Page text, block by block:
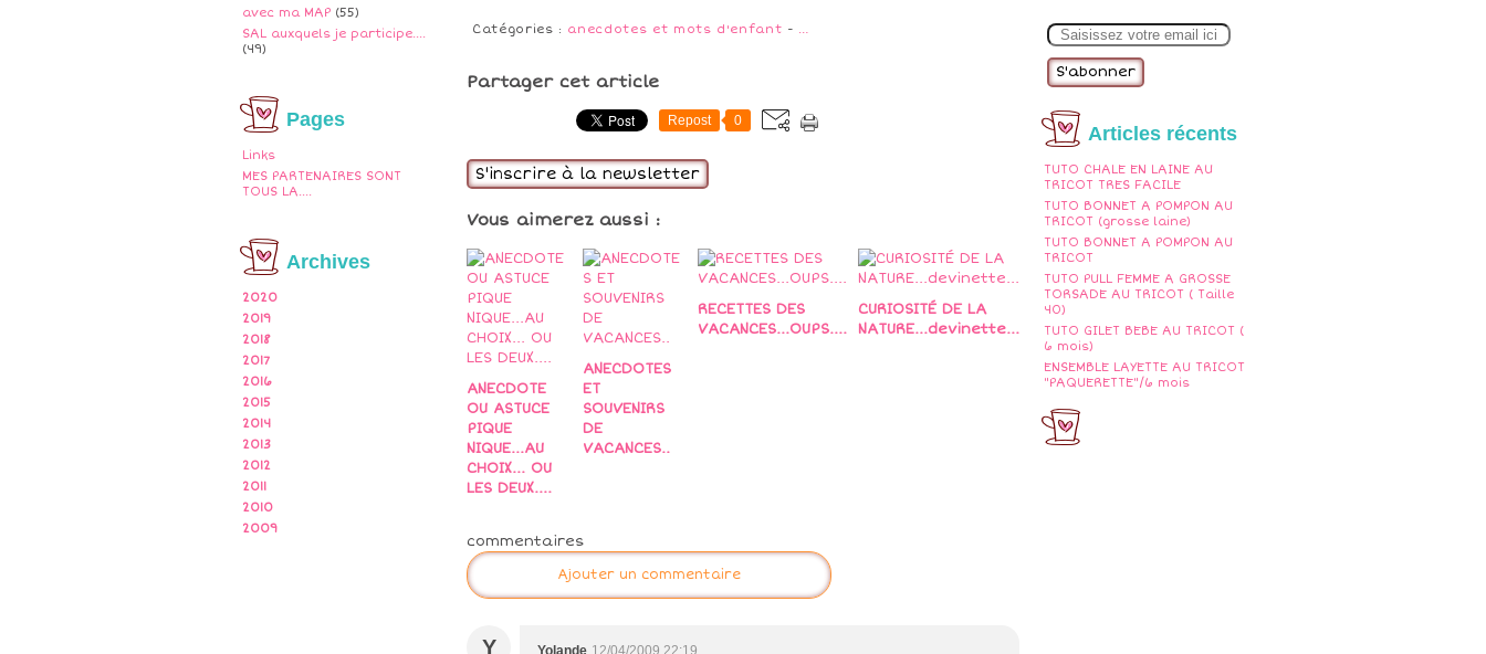
avec ma MAP (55)
SAL auxquels je participe....
(49)
Pages
Links
MES PARTENAIRES SONT
TOUS LA....
Archives
2020
2019
2018
2017
2016
2015
2014
2013
2012
2011
2010
2009
m
Articles récents
TUTO CHALE EN LAINE AU
TRICOT TRES FACILE
TUTO BONNET A POMPON AU
TRICOT (grosse laine)
TUTO BONNET A POMPON AU
TRICOT
TUTO PULL FEMME A GROSSE
TORSADE AU TRICOT ( Taille
40)
TUTO GILET BEBE AU TRICOT (
6 mois)
ENSEMBLE LAYETTE AU TRICOT
"PAQUERETTE"/6 mois
Catégories : anecdotes et mots d'enfant - …
Partager cet article
Repost 0
S'inscrire à la newsletter
Vous aimerez aussi :
ANECDOTE
OU ASTUCE
PIQUE
NIQUE...AU
CHOIX... OU
LES DEUX....
ANECDOTES
ET
SOUVENIRS
DE
VACANCES..
RECETTES DES
VACANCES...OUPS....
CURIOSITÉ DE LA
NATURE...devinette...
commentaires
Ajouter un commentaire
Y Yolande 12/04/2009 22:19